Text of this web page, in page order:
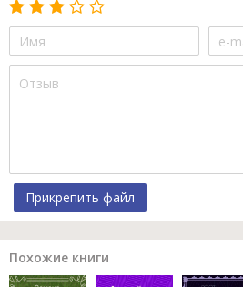
Прикрепить файл
Похожие книги